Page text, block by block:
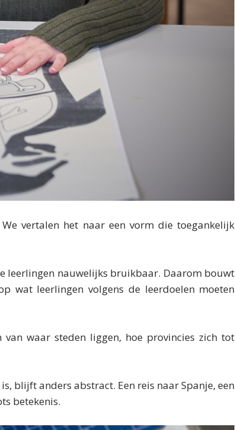
vertalen het naar een vorm die toegankelijk
leerlingen nauwelijks bruikbaar. Daarom bouwt
wat leerlingen volgens de leerdoelen moeten
waar steden liggen, hoe provincies zich tot
blijft anders abstract. Een reis naar Spanje, een
betekenis.